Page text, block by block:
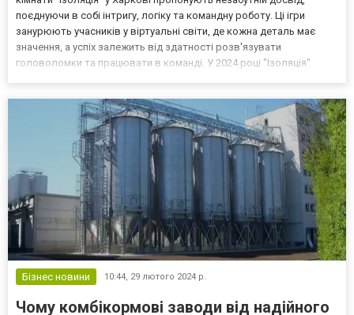
поєднуючи в собі інтригу, логіку та командну роботу. Ці ігри
занурюють учасників у віртуальні світи, де кожна деталь має
значення, а успіх залежить від здатності розв'язувати
головоломки та працювати в команді. У 2024 році "Ізоляція"
Бізнес новини 10:44, 29 лютого 2024 р.
Чому комбікормові заводи від надійного